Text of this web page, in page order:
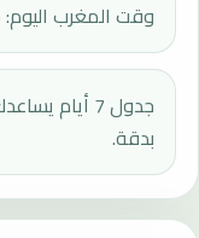
وقت المغرب اليوم: 20:25.
جدول 7 أيام
بدقة.